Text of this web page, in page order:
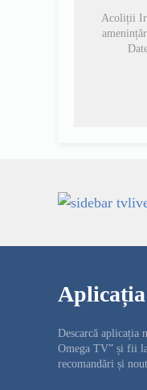
Acoliții
Descarcă aplicația
Omega TV” și fii
recomandări și